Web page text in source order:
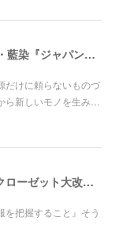
サスティナブルファッション～天然染料・藍染『ジャパンブルー』～自分らしいスタイル #クローゼット大改造計画！
だけに頼らないものづ
ら新しいモノを生み…
お洋服の選び方！自分らしいスタイル #クローゼット大改造計画！
把握すること』そう